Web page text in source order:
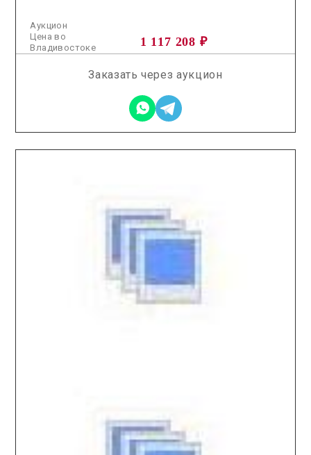
Аукцион
1 117 208 ₽
Цена во
Владивостоке
Заказать через аукцион